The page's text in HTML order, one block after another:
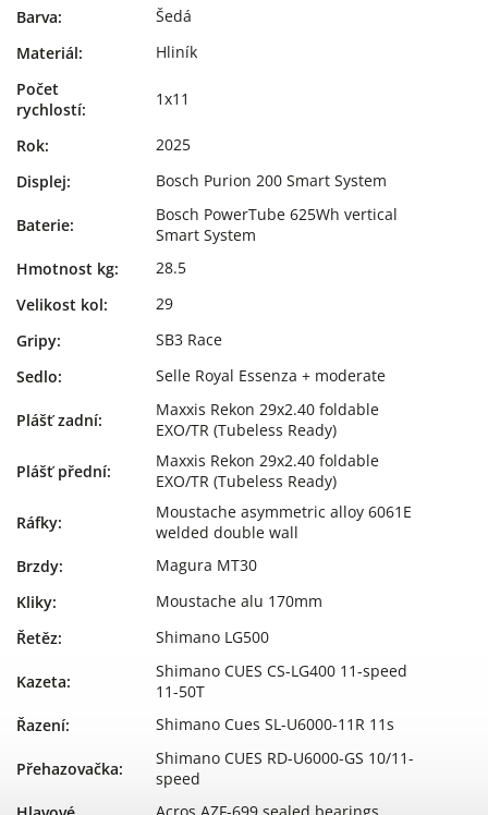
Barva:
Šedá
Materiál:
Hliník
Počet
rychlostí:
1x11
Rok:
2025
Displej: Bosch Purion 200 Smart System
Baterie:
Bosch PowerTube 625Wh vertical
Smart System
Hmotnost kg:
28.5
Velikost kol:
29
Gripy:
SB3 Race
Sedlo: Selle Royal Essenza + moderate
Plášť zadní:
Maxxis Rekon 29x2.40 foldable
EXO/TR (Tubeless Ready)
Plášť přední:
Maxxis Rekon 29x2.40 foldable
EXO/TR (Tubeless Ready)
Ráfky:
Moustache asymmetric alloy 6061E
welded double wall
Brzdy:
Magura MT30
Kliky:
Moustache alu 170mm
Řetěz: Shimano LG500
Kazeta:
Shimano CUES CS-LG400 11-speed
11-50T
Řazení: Shimano Cues SL-U6000-11R 11s
Přehazovačka:
Shimano CUES RD-U6000-GS 10/11-
speed
Acros AZF-699 sealed bearings